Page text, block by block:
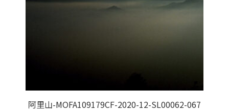
阿里山-MOFA109179CF-2020-12-SL00062-067